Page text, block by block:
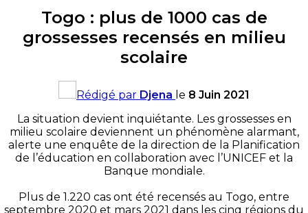
Togo : plus de 1000 cas de
grossesses recensés en milieu
scolaire
Rédigé par Djena le 8 Juin 2021
La situation devient inquiétante. Les grossesses en
milieu scolaire deviennent un phénomène alarmant,
alerte une enquête de la direction de la Planification
de l’éducation en collaboration avec l’UNICEF et la
Banque mondiale.
Plus de 1.220 cas ont été recensés au Togo, entre
septembre 2020 et mars 2021 dans les cinq régions du